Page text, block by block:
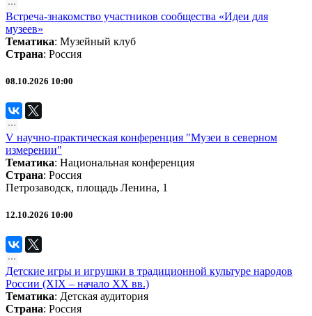
Встреча-знакомство участников сообщества «Идеи для
музеев»
Тематика: Музейный клуб
Страна: Россия
08.10.2026 10:00
V научно-практическая конференция "Музеи в северном
измерении"
Тематика: Национальная конференция
Страна: Россия
Петрозаводск, площадь Ленина, 1
12.10.2026 10:00
Детские игры и игрушки в традиционной культуре народов
России (XIX – начало XX вв.)
Тематика: Детская аудитория
Страна: Россия